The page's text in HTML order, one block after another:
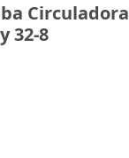
Circuladora
32-8